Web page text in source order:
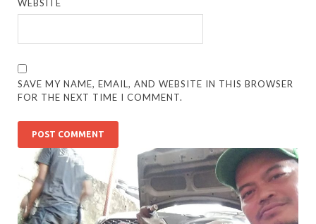
WEBSITE
SAVE MY NAME, EMAIL, AND WEBSITE IN THIS BROWSER
FOR THE NEXT TIME I COMMENT.